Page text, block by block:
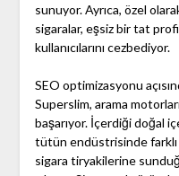
sunuyor. Ayrıca, özel
sigaralar, eşsiz bir tat
kullanıcılarını cezbediyor.
SEO optimizasyonu
Superslim, arama
başarıyor. İçerdiği doğal
tütün endüstrisinde farklı
sigara tiryakilerine